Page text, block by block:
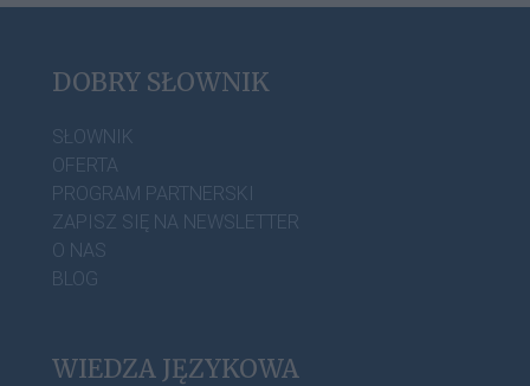
DOBRY SŁOWNIK
SŁOWNIK
OFERTA
PROGRAM PARTNERSKI
ZAPISZ SIĘ NA NEWSLETTER
O NAS
BLOG
WIEDZA JĘZYKOWA